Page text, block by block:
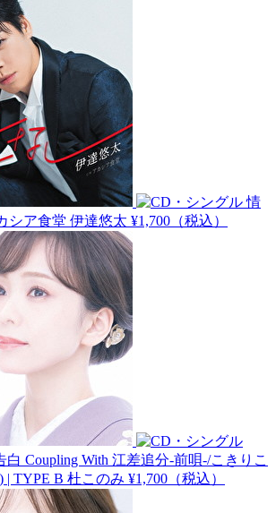
情
シア食堂 伊達悠太 ¥1,700（税込）
白 Coupling With 江差追分-前唄-/こきりこ
| TYPE B 杜このみ ¥1,700（税込）